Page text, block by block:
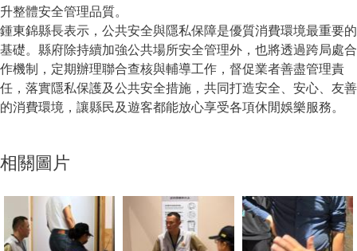
升整體安全管理品質。
鍾東錦縣長表示，公共安全與隱私保障是優質消費環境最重要的
基礎。縣府除持續加強公共場所安全管理外，也將透過跨局處合
作機制，定期辦理聯合查核與輔導工作，督促業者善盡管理責
任，落實隱私保護及公共安全措施，共同打造安全、安心、友善
的消費環境，讓縣民及遊客都能放心享受各項休閒娛樂服務。
相關圖片